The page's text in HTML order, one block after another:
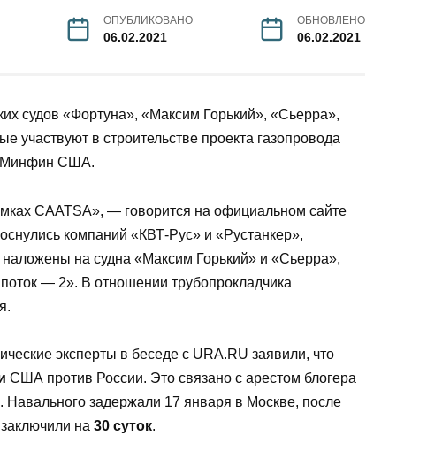
ОПУБЛИКОВАНО
06.02.2021
ОБНОВЛЕНО
06.02.2021
судов «Фортуна», «Максим Горький», «Сьерра»,
участвуют в строительстве проекта газопровода
Минфин США.
CAATSA», — говорится на официальном сайте
компаний «КВТ-Рус» и «Рустанкер»,
на судна «Максим Горький» и «Сьерра»,
— 2». В отношении трубопрокладчика
эксперты в беседе с URA.RU заявили, что
США против России. Это связано с арестом блогера
задержали 17 января в Москве, после
на 30 суток.